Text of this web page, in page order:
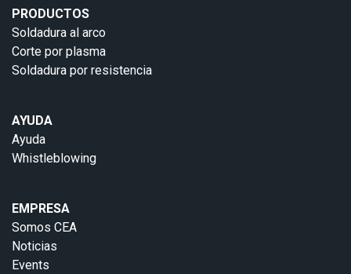
PRODUCTOS
Soldadura al arco
Corte por plasma
Soldadura por resistencia
AYUDA
Ayuda
Whistleblowing
EMPRESA
Somos CEA
Noticias
Events